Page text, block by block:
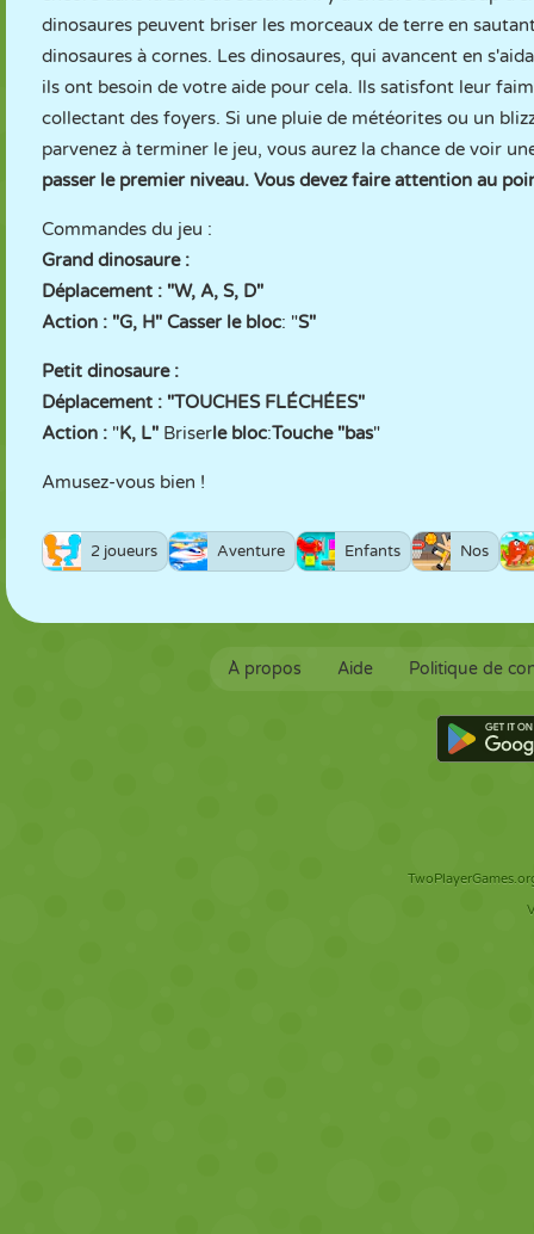
dinosaures peuvent briser les morceaux de terre en
dinosaures à cornes. Les dinosaures, qui avancent en
ils ont besoin de votre aide pour cela. Ils satisfont leur
collectant des foyers. Si une pluie de météorites ou un
parvenez à terminer le jeu, vous aurez la chance de voir
passer le premier niveau. Vous devez faire attention au
Commandes du jeu :
Grand dinosaure :
Déplacement : "W, A, S, D"
Action : "G, H" Casser le bloc: "S"
Petit dinosaure :
Déplacement : "TOUCHES FLÉCHÉES"
Action : "K, L" Briserle bloc:Touche "bas"
Amusez-vous bien !
2 joueurs Aventure Enfants Nos
À propos Aide Politique de